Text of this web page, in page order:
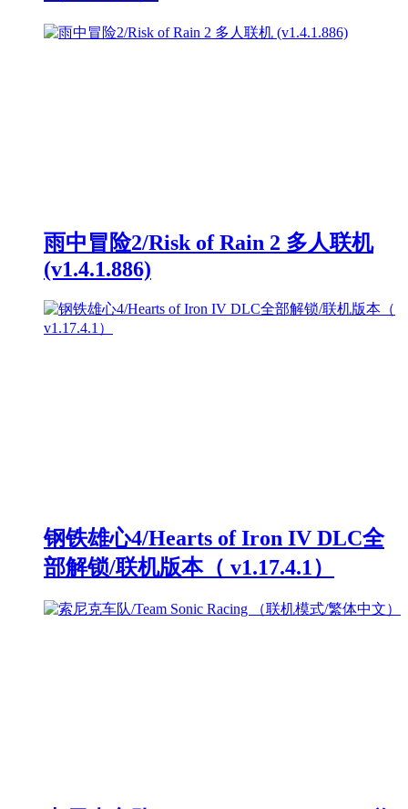
雨中冒险2/Risk of Rain 2 多人联机
(v1.4.1.886)
钢铁雄心4/Hearts of Iron IV DLC全
部解锁/联机版本（ v1.17.4.1）